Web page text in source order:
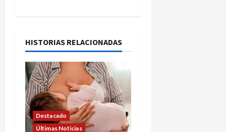
c
i
ó
n
d
HISTORIAS RELACIONADAS
Destacado
Últimas Noticias